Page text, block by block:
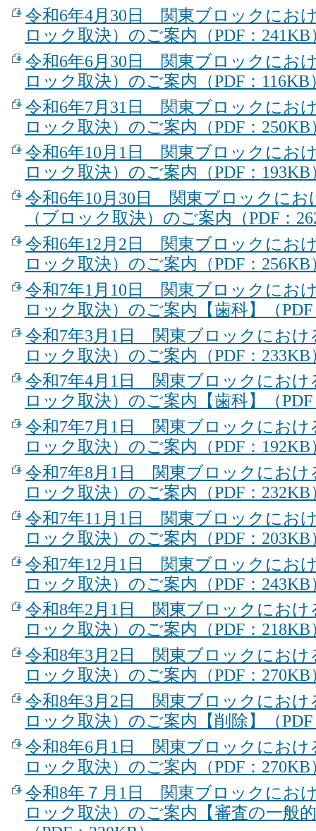
令和6年4月30日 関東ブロックにお
ロック取決）のご案内（PDF：241KB
令和6年6月30日 関東ブロックにお
ロック取決）のご案内（PDF：116KB
令和6年7月31日 関東ブロックにお
ロック取決）のご案内（PDF：250KB
令和6年10月1日 関東ブロックにお
ロック取決）のご案内（PDF：193KB
令和6年10月30日 関東ブロックにお
（ブロック取決）のご案内（PDF：
令和6年12月2日 関東ブロックにお
ロック取決）のご案内（PDF：256KB
令和7年1月10日 関東ブロックにお
ロック取決）のご案内【歯科】（
令和7年3月1日 関東ブロックにおけ
ロック取決）のご案内（PDF：233KB
令和7年4月1日 関東ブロックにおけ
ロック取決）のご案内【歯科】（
令和7年7月1日 関東ブロックにおけ
ロック取決）のご案内（PDF：192KB
令和7年8月1日 関東ブロックにおけ
ロック取決）のご案内（PDF：232KB
令和7年11月1日 関東ブロックにお
ロック取決）のご案内（PDF：203KB
令和7年12月1日 関東ブロックにお
ロック取決）のご案内（PDF：243KB
令和8年2月1日 関東ブロックにおけ
ロック取決）のご案内（PDF：218KB
令和8年3月2日 関東ブロックにおけ
ロック取決）のご案内（PDF：270KB
令和8年3月2日 関東ブロックにおけ
ロック取決）のご案内【削除】（
令和8年6月1日 関東ブロックにおけ
ロック取決）のご案内（PDF：270KB
令和8年７月1日 関東ブロックにお
ロック取決）のご案内【審査の一般